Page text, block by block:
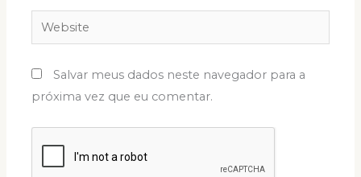
Website
Salvar meus dados neste navegador para a
próxima vez que eu comentar.